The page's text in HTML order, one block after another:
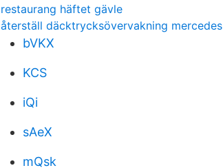
restaurang häftet gävle
återställ däcktrycksövervakning mercedes
bVKX
KCS
iQi
sAeX
mQsk